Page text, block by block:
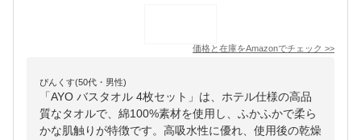
価格と在庫をAmazonでチェック >>
ぴんくす(50代・男性)
「AYO バスタオル 4枚セット」は、ホテル仕様の高品
質なタオルで、綿100%素材を使用し、ふかふかで柔ら
かな肌触りが特徴です。高吸水性に優れ、使用後の乾燥